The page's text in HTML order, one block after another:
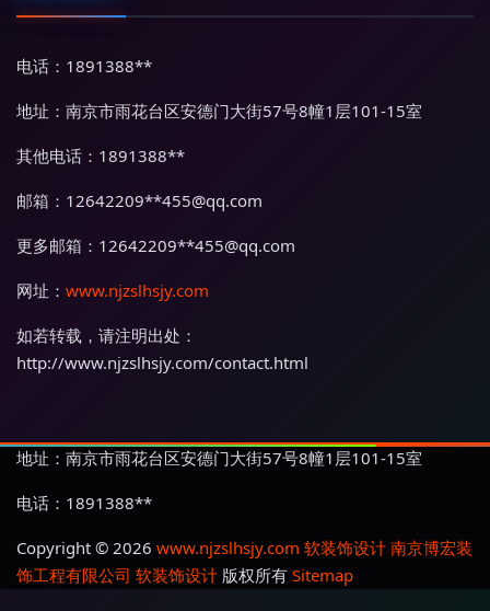
电话：1891388**
地址：南京市雨花台区安德门大街57号8幢1层101-15室
其他电话：1891388**
邮箱：12642209**455@qq.com
更多邮箱：12642209**455@qq.com
网址： www.njzslhsjy.com
如若转载，请注明出处：
http://www.njzslhsjy.com/contact.html
地址：南京市雨花台区安德门大街57号8幢1层101-15室
电话：1891388**
Copyright © 2026 www.njzslhsjy.com 软装饰设计 南京博宏装
饰工程有限公司 软装饰设计 版权所有 Sitemap